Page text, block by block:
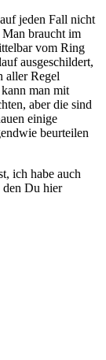
jeden Fall nicht
Man braucht im
vom Ring
ausgeschildert,
aller Regel
man mit
aber die sind
einige
beurteilen
ich habe auch
den Du hier